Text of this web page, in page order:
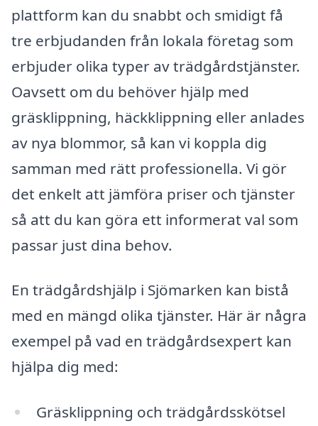
plattform kan du snabbt och smidigt få
tre erbjudanden från lokala företag som
erbjuder olika typer av trädgårdstjänster.
Oavsett om du behöver hjälp med
gräsklippning, häckklippning eller anlades
av nya blommor, så kan vi koppla dig
samman med rätt professionella. Vi gör
det enkelt att jämföra priser och tjänster
så att du kan göra ett informerat val som
passar just dina behov.
En trädgårdshjälp i Sjömarken kan bistå
med en mängd olika tjänster. Här är några
exempel på vad en trädgårdsexpert kan
hjälpa dig med:
Gräsklippning och trädgårdsskötsel